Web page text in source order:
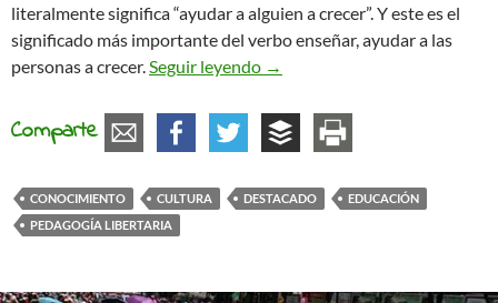
literalmente significa “ayudar a alguien a crecer”. Y este es el
significado más importante del verbo enseñar, ayudar a las
personas a crecer. Seguir leyendo ¿Qué significa enseñar?
→
Comparte
CONOCIMIENTO CULTURA DESTACADO
EDUCACIÓN
PEDAGOGÍA LIBERTARIA